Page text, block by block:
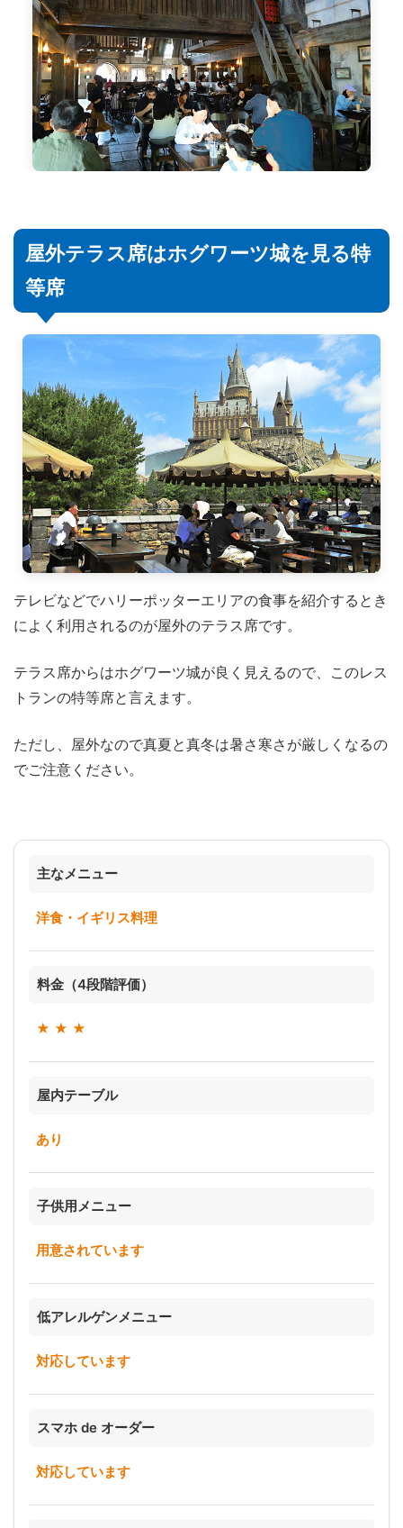
屋外テラス席はホグワーツ城を見る特
等席
テレビなどでハリーポッターエリアの食事を紹介するとき
によく利用されるのが屋外のテラス席です。
テラス席からはホグワーツ城が良く見えるので、このレス
トランの特等席と言えます。
ただし、屋外なので真夏と真冬は暑さ寒さが厳しくなるの
でご注意ください。
主なメニュー
洋食・イギリス料理
料金（4段階評価）
★ ★ ★
屋内テーブル
あり
子供用メニュー
用意されています
低アレルゲンメニュー
対応しています
スマホ de オーダー
対応しています